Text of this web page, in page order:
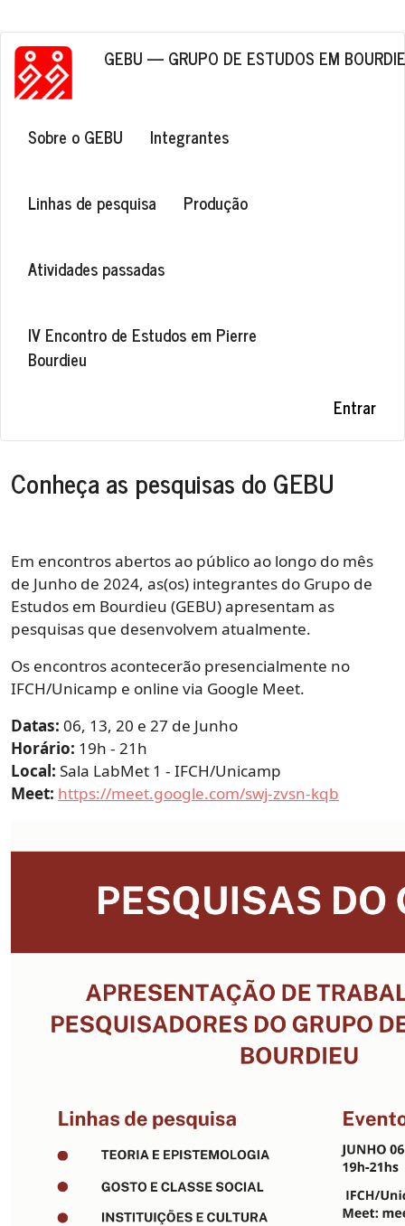
Pular para o conteúdo principal
GEBU — GRUPO DE ESTUDOS EM
Navegação principal
Sobre o GEBU Integrantes
Linhas de pesquisa Produção
Atividades passadas
IV Encontro de Estudos em Pierre
Bourdieu
Entrar
Conheça as pesquisas do GEBU
Em encontros abertos ao público ao longo do mês
de Junho de 2024, as(os) integrantes do Grupo de
Estudos em Bourdieu (GEBU) apresentam as
pesquisas que desenvolvem atualmente.
Os encontros acontecerão presencialmente no
IFCH/Unicamp e online via Google Meet.
Datas: 06, 13, 20 e 27 de Junho
Horário: 19h - 21h
Local: Sala LabMet 1 - IFCH/Unicamp
Meet: https://meet.google.com/swj-zvsn-kqb